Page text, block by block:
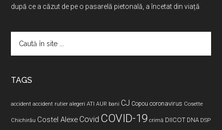
după ce a căzut de pe o pasarelă pietonală, a încetat din viață
TAGS
accident accident rutier alegeri ATI AUR bani CJ Copou coronavirus Cosette
Chichirău Costel Alexe Covid COVID-19 crimă DIICOT DNA DSP